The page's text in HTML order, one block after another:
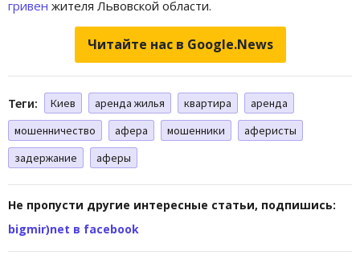
гривен жителя Львовской области.
Читайте нас в Google.News
Теги: Киев аренда жилья квартира
аренда
мошенничество
афера мошенники
аферисты
задержание
аферы
Не пропусти другие интересные статьи, подпишись:
bigmir)net в facebook